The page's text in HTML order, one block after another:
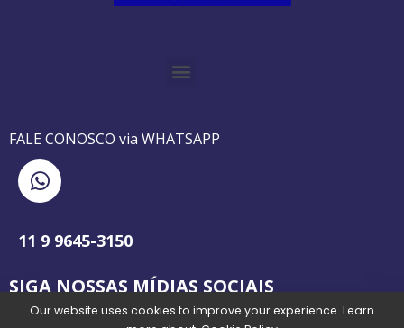
FALE CONOSCO via WHATSAPP
11 9 9645-3150
SIGA NOSSAS MÍDIAS SOCIAIS
Our website uses cookies to improve your experience. Learn